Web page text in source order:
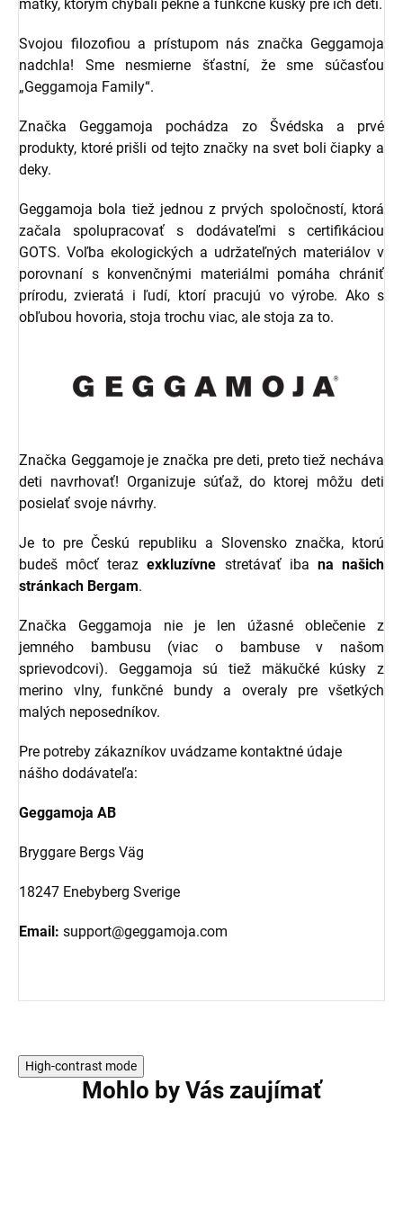
matky, ktorým chýbali pekné a funkčné kúsky pre ich deti.
Svojou filozofiou a prístupom nás značka Geggamoja
nadchla! Sme nesmierne šťastní, že sme súčasťou
„Geggamoja Family“.
Značka Geggamoja pochádza zo Švédska a prvé
produkty, ktoré prišli od tejto značky na svet boli čiapky a
deky.
Geggamoja bola tiež jednou z prvých spoločností, ktorá
začala spolupracovať s dodávateľmi s certifikáciou
GOTS. Voľba ekologických a udržateľných materiálov v
porovnaní s konvenčnými materiálmi pomáha chrániť
prírodu, zvieratá i ľudí, ktorí pracujú vo výrobe. Ako s
obľubou hovoria, stoja trochu viac, ale stoja za to.
Značka Geggamoje je značka pre deti, preto tiež necháva
deti navrhovať! Organizuje súťaž, do ktorej môžu deti
posielať svoje návrhy.
Je to pre Českú republiku a Slovensko značka, ktorú
budeš môcť terazexkluzívne stretávať iba na našich
stránkach Bergam.
Značka Geggamoja nie je len úžasné oblečenie z
jemného bambusu (viac o bambuse v našom
sprievodcovi). Geggamoja sú tiež mäkučké kúsky z
merino vlny, funkčné bundy a overaly pre všetkých
malých neposedníkov.
Pre potreby zákazníkov uvádzame kontaktné údaje
nášho dodávateľa:
Geggamoja AB
Bryggare Bergs Väg
18247 Enebyberg Sverige
Email: support@geggamoja.com
High-contrast mode
Mohlo by Vás zaujímať